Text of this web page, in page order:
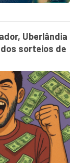
Uberlândia
sorteios de